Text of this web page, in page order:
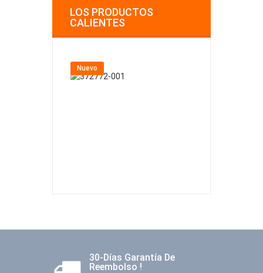
LOS PRODUCTOS
CALIENTES
Nuevo
30-Días Garantía De
Reembolso !